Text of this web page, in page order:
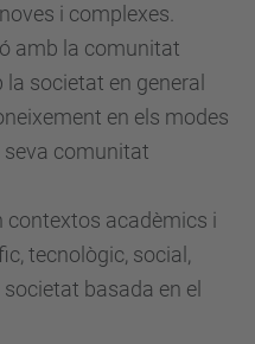
i complexes.
amb la comunitat
societat en general
en els modes
seva comunitat
contextos acadèmics i
tecnològic, social,
basada en el